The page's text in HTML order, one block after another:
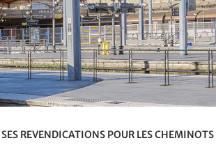
REVENDICATIONS POUR LES CHEMINOTS